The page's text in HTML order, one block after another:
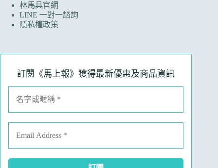
林馬具官網
LINE 一對一諮詢
隱私權政策
訂閱《馬上報》獲得最新優惠及商品資訊